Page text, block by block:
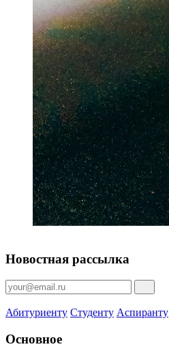
Новостная рассылка
Абитуриенту Студенту Аспиранту
Основное